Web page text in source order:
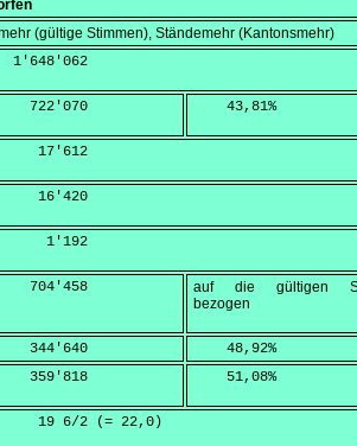
(gültige Stimmen), Ständemehr (Kantonsmehr)
1'648'062
722'070
    43,81
%
17'612
16'420
1'192
704'458
auf die gültigen
bezogen
344'640
    48,92
%
359'818
    51,08
%
19 6/2 (=
22,0 )